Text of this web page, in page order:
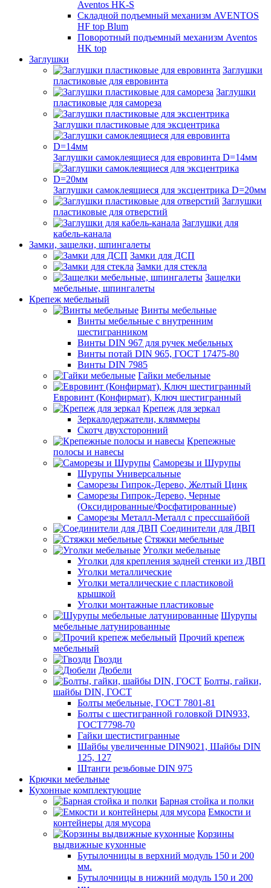
Aventos HK-S
Складной подъемный механизм AVENTOS
HF top Blum
Поворотный подъемный механизм Aventos
HK top
Заглушки
Заглушки
пластиковые для евровинта
Заглушки
пластиковые для самореза
Заглушки пластиковые для эксцентрика
Заглушки самоклеящиеся для евровинта D=14мм
Заглушки самоклеящиеся для эксцентрика D=20мм
Заглушки
пластиковые для отверстий
Заглушки для
кабель-канала
Замки, защелки, шпингалеты
Замки для ДСП
Замки для стекла
Защелки
мебельные, шпингалеты
Крепеж мебельный
Винты мебельные
Винты мебельные с внутренним
шестигранником
Винты DIN 967 для ручек мебельных
Винты потай DIN 965, ГОСТ 17475-80
Винты DIN 7985
Гайки мебельные
Евровинт (Конфирмат), Ключ шестигранный
Крепеж для зеркал
Зеркалодержатели, кляммеры
Скотч двухсторонний
Крепежные
полосы и навесы
Саморезы и Шурупы
Шурупы Универсальные
Саморезы Гипрок-Дерево, Желтый Цинк
Саморезы Гипрок-Дерево, Черные
(Оксидированные/Фосфатированные)
Саморезы Металл-Металл с прессшайбой
Соединители для ДВП
Стяжки мебельные
Уголки мебельные
Уголки для крепления задней стенки из ДВП
Уголки металлические
Уголки металлические с пластиковой
крышкой
Уголки монтажные пластиковые
Шурупы
мебельные латунированные
Прочий крепеж
мебельный
Гвозди
Дюбели
Болты, гайки,
шайбы DIN, ГОСТ
Болты мебельные, ГОСТ 7801-81
Болты с шестигранной головкой DIN933,
ГОСТ7798-70
Гайки шестистигранные
Шайбы увеличенные DIN9021, Шайбы DIN
125, 127
Штанги резьбовые DIN 975
Крючки мебельные
Кухонные комплектующие
Барная стойка и полки
Емкости и
контейнеры для мусора
Корзины
выдвижные кухонные
Бутылочницы в верхний модуль 150 и 200
мм.
Бутылочницы в нижний модуль 150 и 200